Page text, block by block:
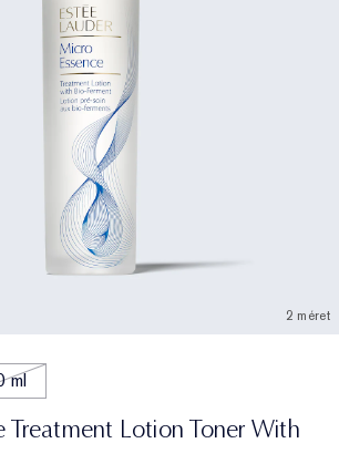
2 méret
ml
Treatment Lotion Toner With